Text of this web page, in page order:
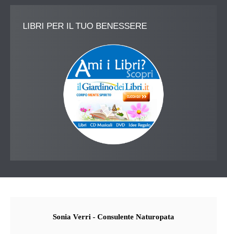
LIBRI PER IL TUO BENESSERE
Sonia Verri - Consulente Naturopata